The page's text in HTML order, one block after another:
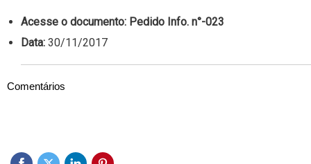
Acesse o documento: Pedido Info. n°-023
Data: 30/11/2017
Comentários